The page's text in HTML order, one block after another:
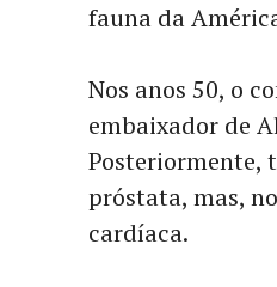
fauna da
Nos anos 50, o
embaixador de
Posteriormente,
próstata, mas,
cardíaca.